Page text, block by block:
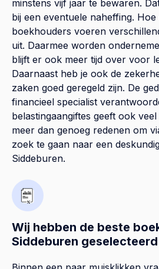
minstens vijf jaar te bewaren.
bij een eventuele naheffing. Hoe
boekhouders voeren
uit. Daarmee worden
blijft er ook meer tijd over voor
Daarnaast heb je ook de
zaken goed geregeld zijn. De
financieel specialist
belastingaangiftes geeft ook
meer dan genoeg redenen om
zoek te gaan naar een
Siddeburen.
Wij hebben de beste
Siddeburen